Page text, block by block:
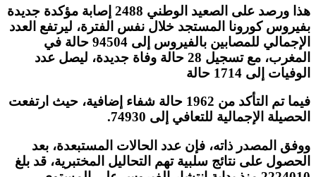
هذا ورصد على الصعيد الوطني 2488 إصابة مؤكدة جديدة
بفيروس كورونا المستجد خلال نفس الفترة، ليرتفع العدد
الإجمالي للمصابين بالفيروس إلى 94504 حالة في
المغرب، مع تسجيل 28 حالة وفاة جديدة، ليصل عدد
الوفيات إلى 1714 حالة
فيما تم التأكد من 1962 حالة شفاء إضافية، حيث ارتفعت
الحصيلة الإجمالية للتعافي إلى 74930.
ووفق المصدر ذاته، فإن عدد الحالات المستبعدة، بعد
الحصول على نتائج سلبية تهم التحاليل المختبرية، قد بلغ